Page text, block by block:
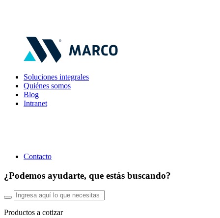
Soluciones integrales
Quiénes somos
Blog
Intranet
Contacto
¿Podemos ayudarte, que estás buscando?
Productos a cotizar